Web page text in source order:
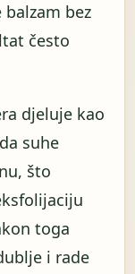
bez
često
djeluje kao
suhe
što
toga
i rade